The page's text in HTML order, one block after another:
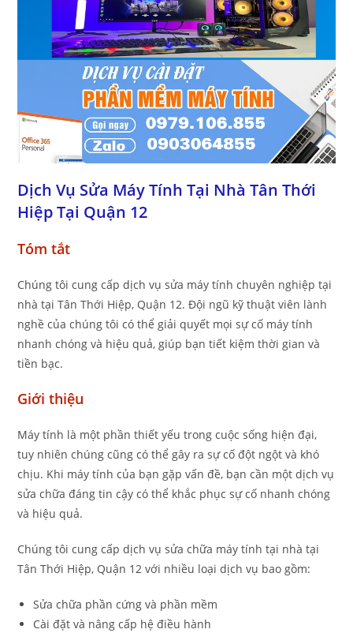
Dịch Vụ Sửa Máy Tính Tại Nhà Tân Thới
Hiệp Tại Quận 12
Tóm tắt
Chúng tôi cung cấp dịch vụ sửa máy tính chuyên nghiệp tại
nhà tại Tân Thới Hiệp, Quận 12. Đội ngũ kỹ thuật viên lành
nghề của chúng tôi có thể giải quyết mọi sự cố máy tính
nhanh chóng và hiệu quả, giúp bạn tiết kiệm thời gian và
tiền bạc.
Giới thiệu
Máy tính là một phần thiết yếu trong cuộc sống hiện đại,
tuy nhiên chúng cũng có thể gây ra sự cố đột ngột và khó
chịu. Khi máy tính của bạn gặp vấn đề, bạn cần một dịch vụ
sửa chữa đáng tin cậy có thể khắc phục sự cố nhanh chóng
và hiệu quả.
Chúng tôi cung cấp dịch vụ sửa chữa máy tính tại nhà tại
Tân Thới Hiệp, Quận 12 với nhiều loại dịch vụ bao gồm:
Sửa chữa phần cứng và phần mềm
Cài đặt và nâng cấp hệ điều hành